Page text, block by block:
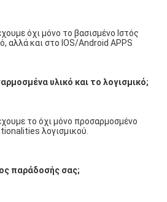
όχι μόνο το βασισμένο Ιστός
αλλά και στο IOS/Android APPS
υλικό και το λογισμικό;
το όχι μόνο προσαρμοσμένο
λογισμικού.
παράδοσής σας;